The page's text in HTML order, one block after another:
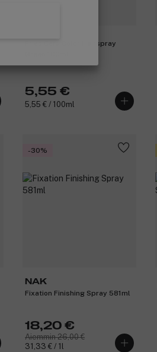
Fries Cera Color Hairspray
5,55 €
5,55 € / 100ml
-30%
NAK
Fixation Finishing Spray 581ml
18,20 €
Aiemmin 26,00 €
31,33 € / 1l